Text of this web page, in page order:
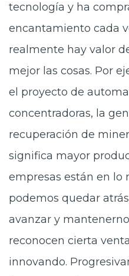
tecnología y ha
encantamiento cada
realmente hay valor
mejor las cosas. Por
el proyecto de
concentradoras, la
recuperación de
significa mayor
empresas están en lo
podemos quedar
avanzar y
reconocen cierta
innovando.